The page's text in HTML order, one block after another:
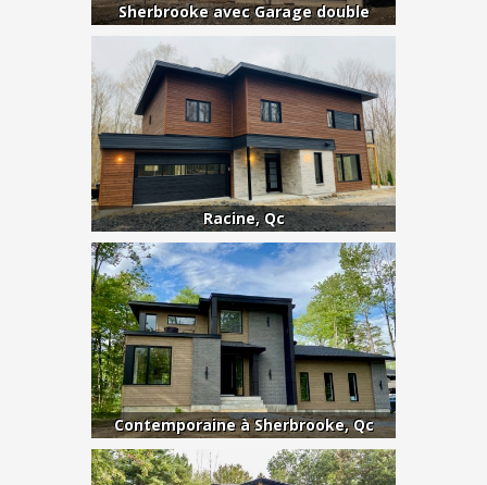
Sherbrooke avec Garage double
Racine, Qc
Contemporaine à Sherbrooke, Qc